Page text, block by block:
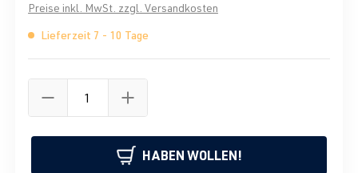
Preise inkl. MwSt. zzgl. Versandkosten
Lieferzeit 7 - 10 Tage
HABEN WOLLEN!